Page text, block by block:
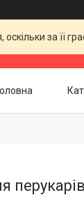
за її
перукарів